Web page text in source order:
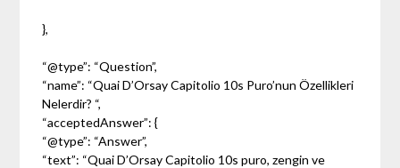
},
“@type”: “Question”,
“name”: “Quai D’Orsay Capitolio 10s Puro’nun Özellikleri
Nelerdir? “,
“acceptedAnswer”: {
“@type”: “Answer”,
“text”: “Quai D’Orsay Capitolio 10s puro, zengin ve